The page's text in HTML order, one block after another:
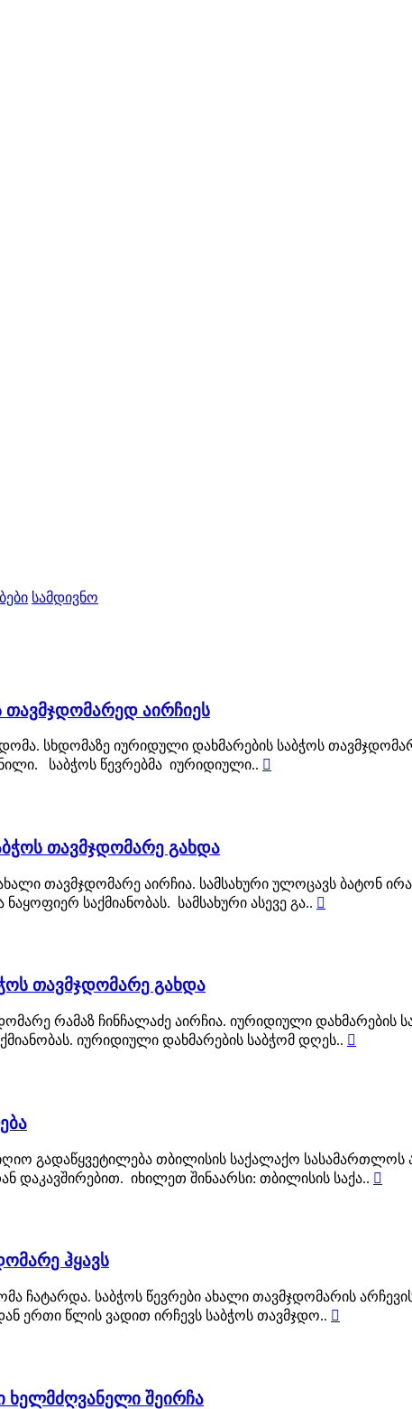
სამდივნო
თავმჯდომარედ აირჩიეს
სხდომაზე იურიდული დახმარების საბჭოს
საბჭოს წევრებმა იურიდიული.. 
თავმჯდომარე გახდა
თავმჯდომარე აირჩია. სამსახური ულოცავს ბატონ
საქმიანობას. სამსახური ასევე გა.. 
თავმჯდომარე გახდა
რამაზ ჩინჩალაძე აირჩია. იურიდიული დახმარების
იურიდიული დახმარების საბჭომ დღეს.. 
გადაწყვეტილება თბილისის საქალაქო სასამართლოს
დაკავშირებით. იხილეთ შინაარსი: თბილისის საქა.. 
ჰყავს
ჩატარდა. საბჭოს წევრები ახალი თავმჯდომარის
ერთი წლის ვადით ირჩევს საბჭოს თავმჯდო.. 
ხელმძღვანელი შეირჩა